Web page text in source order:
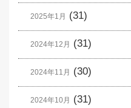
2025年1月 (31)
2024年12月 (31)
2024年11月 (30)
2024年10月 (31)